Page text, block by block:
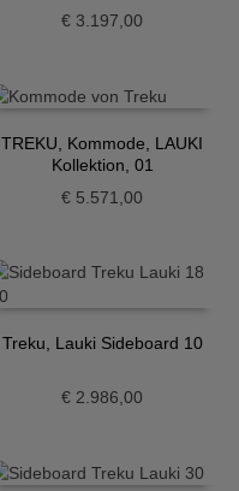
€ 3.197,00
TREKU, Kommode, LAUKI
Kollektion, 01
€ 5.571,00
Treku, Lauki Sideboard 10
€ 2.986,00